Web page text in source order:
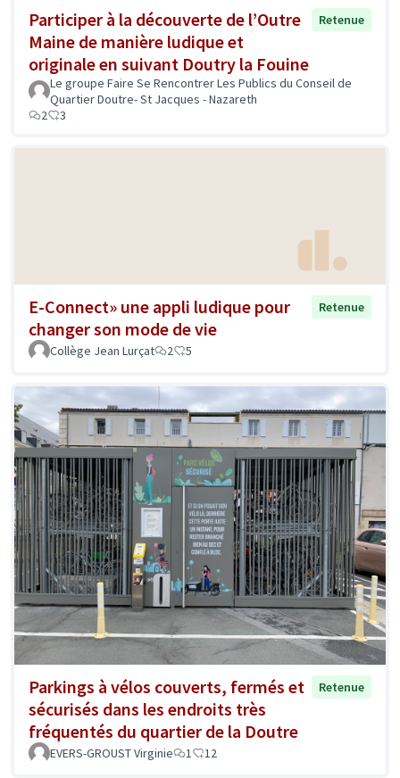
Participer à la découverte de l’Outre
Maine de manière ludique et
originale en suivant Doutry la Fouine
Retenue
Le groupe Faire Se Rencontrer Les Publics du Conseil de
Quartier Doutre- St Jacques - Nazareth
2
3
E-Connect» une appli ludique pour
changer son mode de vie
Retenue
Collège Jean Lurçat 2 5
Parkings à vélos couverts, fermés et
sécurisés dans les endroits très
fréquentés du quartier de la Doutre
Retenue
EVERS-GROUST Virginie 1 12